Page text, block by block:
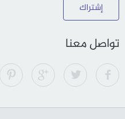
إشتراك
تواصل معنا